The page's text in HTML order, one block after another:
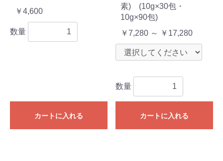
￥4,600
数量
カートに入れる
素) (10g×30包・
10g×90包)
￥7,280 ～ ￥17,280
数量
カートに入れる